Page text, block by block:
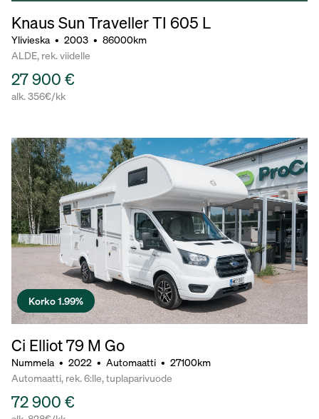
Knaus Sun Traveller TI 605 L
Ylivieska • 2003 • 86000km
ALDE, rek. viidelle
27 900 €
alk. 356€/kk
Korko 1.99%
Ci Elliot 79 M Go
Nummela • 2022 • Automaatti • 27100km
Automaatti, rek. 6:lle, tuplaparivuode
72 900 €